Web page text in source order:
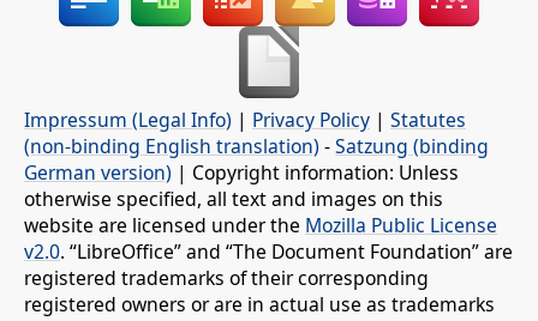
Impressum (Legal Info) | Privacy Policy | Statutes
(non-binding English translation) -Satzung (binding
German version) | Copyright information: Unless
otherwise specified, all text and images on this
website are licensed under the Mozilla Public License
v2.0. “LibreOffice” and “The Document Foundation” are
registered trademarks of their corresponding
registered owners or are in actual use as trademarks